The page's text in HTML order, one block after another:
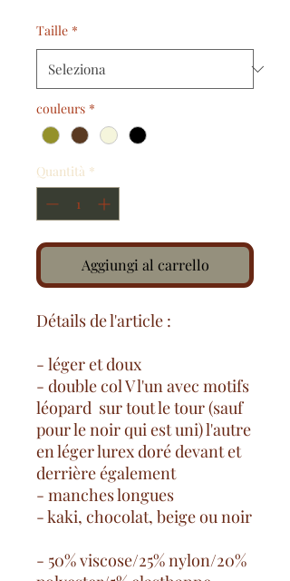
Taille *
couleurs *
Quantità *
Aggiungi al carrello
Détails de l'article :
- léger et doux
- double col V l'un avec motifs
léopard sur tout le tour (sauf
pour le noir qui est uni) l'autre
en léger lurex doré devant et
derrière également
- manches longues
- kaki, chocolat, beige ou noir
- 50% viscose/25% nylon/20%